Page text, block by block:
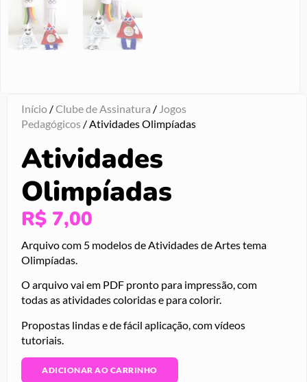
Início /Clube de Assinatura / Jogos
Pedagógicos / Atividades Olimpíadas
Atividades
Olimpíadas
R$ 7,00
Arquivo com 5 modelos de Atividades de Artes tema
Olimpíadas.
O arquivo vai em PDF pronto para impressão, com
todas as atividades coloridas e para colorir.
Propostas lindas e de fácil aplicação, com vídeos
tutoriais.
ADICIONAR AO CARRINHO